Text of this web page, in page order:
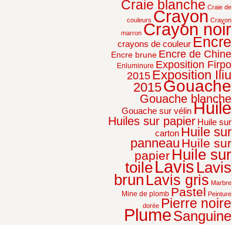
Craie blanche Craie de
couleurs Crayon Crayon
marron Crayon noir
crayons de couleur Encre
Encre brune Encre de Chine
Enluminure Exposition Firpo
2015 Exposition Iliu
2015Gouache
Gouache blanche
Gouache sur vélinHuile
Huiles sur papier Huile sur
carton Huile sur
panneau Huile sur
papier Huile sur
toileLavis Lavis
brun Lavis gris Marbre
Mine de plomb Pastel Peinture
dorée Pierre noire
PlumeSanguine